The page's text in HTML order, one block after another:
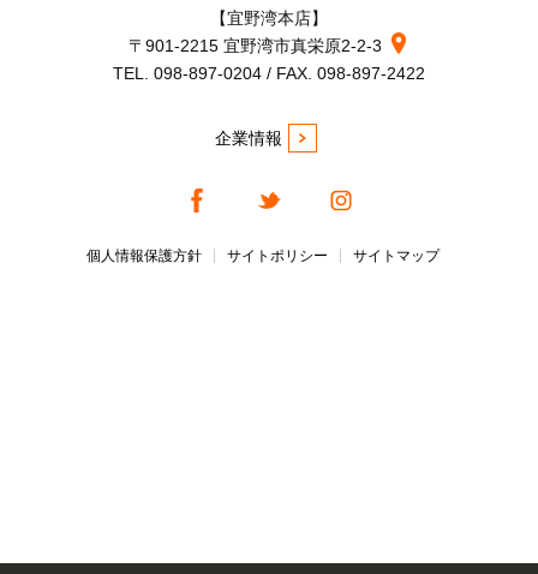
【宜野湾本店】
〒901-2215 宜野湾市真栄原2-2-3
TEL. 098-897-0204 / FAX. 098-897-2422
企業情報
個人情報保護方針 サイトポリシー サイトマップ